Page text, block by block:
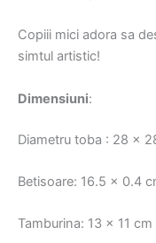
Copiii mici adora sa
simtul artistic!
Dimensiuni:
Diametru toba : 28 x
Betisoare: 16.5 x 0.4
Tamburina: 13 x 11 cm